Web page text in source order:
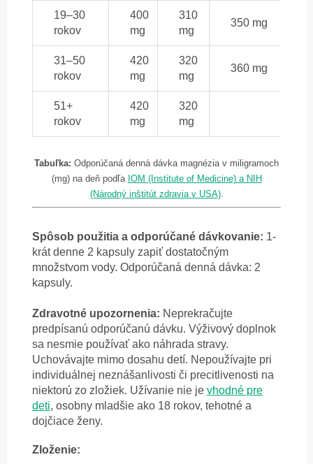
19–30
rokov
400
mg
310
mg
350 mg
31–50
rokov
420
mg
320
mg
360 mg
51+
rokov
420
mg
320
mg
Tabuľka: Odporúčaná denná dávka magnézia v miligramoch
(mg) na deň podľa IOM (Institute of Medicine) a NIH
(Národný inštitút zdravia v USA).
Spôsob použitia a odporúčané dávkovanie: 1-
krát denne 2 kapsuly zapiť dostatočným
množstvom vody. Odporúčaná denná dávka: 2
kapsuly.
Zdravotné upozornenia: Neprekračujte
predpísanú odporúčanú dávku. Výživový doplnok
sa nesmie používať ako náhrada stravy.
Uchovávajte mimo dosahu detí. Nepoužívajte pri
individuálnej neznášanlivosti či precitlivenosti na
niektorú zo zložiek. Užívanie nie je vhodné pre
deti, osobny mladšie ako 18 rokov, tehotné a
dojčiace ženy.
Zloženie: